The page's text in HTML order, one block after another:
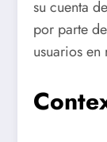
su cuenta
por parte
usuarios